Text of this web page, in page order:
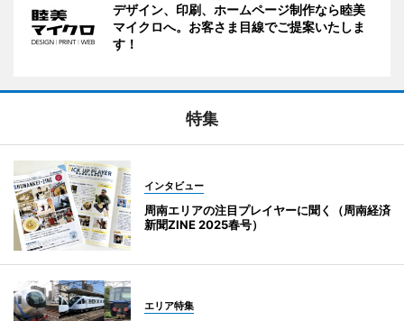
デザイン、印刷、ホームページ制作なら睦美
マイクロへ。お客さま目線でご提案いたしま
す！
特集
インタビュー
周南エリアの注目プレイヤーに聞く（周南経済
新聞ZINE 2025春号）
エリア特集